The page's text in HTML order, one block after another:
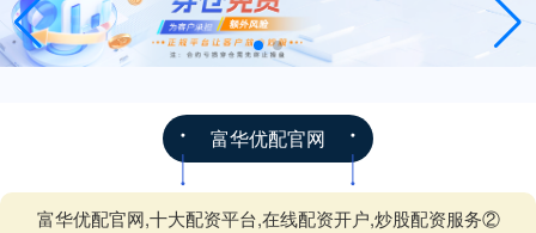
富华优配官网
富华优配官网,十大配资平台,在线配资开户,炒股配资服务②